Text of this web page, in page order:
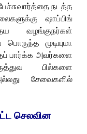
நடத்த
ஷாப்பிங்
வழங்குநர்கள்
முடியுமா
பார்க்க அவர்களை
பில்களை
சேவைகளில்
செலவின